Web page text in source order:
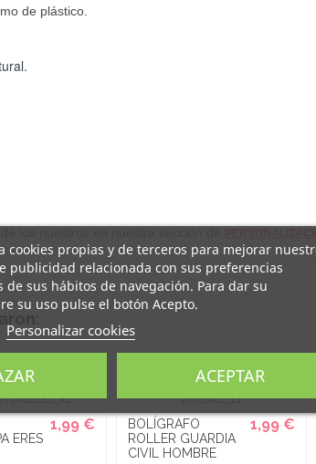
de plástico.
los nuestros en nuestra sección de
ERES
1,99 €
BOLÍGRAFO
ROLLER GUARDIA
CIVIL HOMBRE
1,99 €
cookies propias y de terceros para mejorar
publicidad relacionada con sus preferencias
de sus hábitos de navegación. Para dar su
su uso pulse el botón Acepto.
Personalizar cookies
ACEPTAR